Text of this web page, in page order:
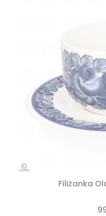
Filiżanka